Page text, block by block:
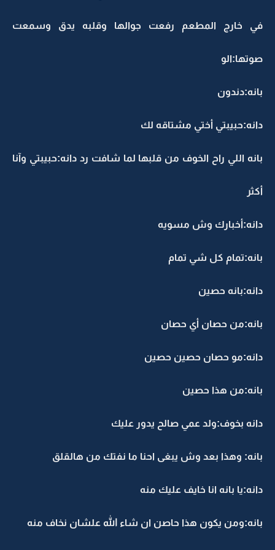
في خارج المطعم رفعت جوالها وقلبه يدق وسمعت
صوتها:الو
بانه:دندون
دانه:حبيبتي أختي مشتاقه لك
بانه اللي راح الخوف من قلبها لما شافت رد دانه:حبيبتي وآنا
أكثر
دانه:أخبارك وش مسويه
بانه:تمام كل شي تمام
دانه:بانه حصين
بانه:من حصان أي حصان
دانه:مو حصان حصين حصين
بانه:من هذا حصين
دانه بخوف:ولد عمي صالح يدور عليك
بانه: وهذا بعد وش يبغى احنا ما نفتك من هالقلق
دانه:يا بانه انا خايف عليك منه
بانه:ومن يكون هذا حاصن ان شاء الله علشان نخاف منه